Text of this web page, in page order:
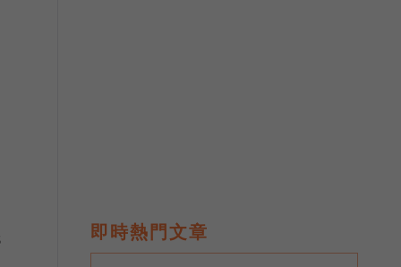
即時熱門文章